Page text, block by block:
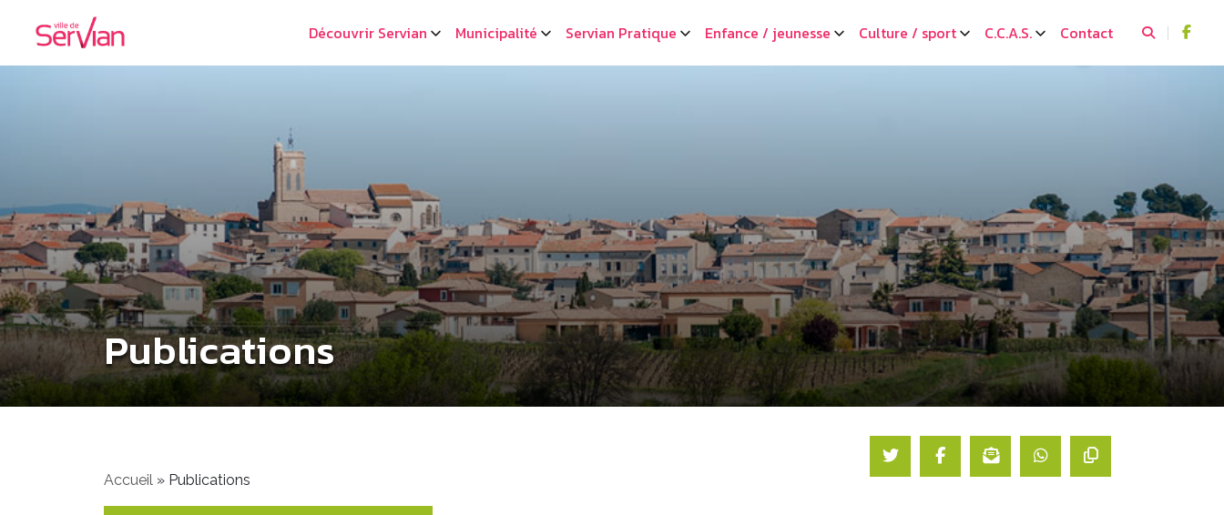
Découvrir Servian Municipalité Servian Pratique Enfance / jeunesse Culture / sport C.C.A.S. Contact
Publications
Accueil » Publications